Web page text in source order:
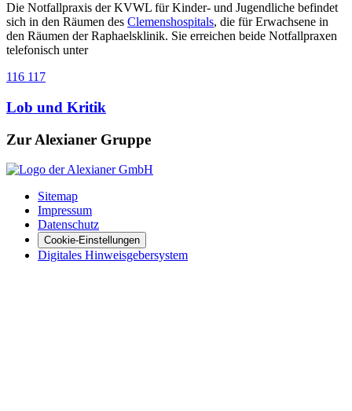
Die Notfallpraxis der KVWL für Kinder- und Jugendliche befindet
sich in den Räumen des Clemenshospitals, die für Erwachsene in
den Räumen der Raphaelsklinik. Sie erreichen beide Notfallpraxen
telefonisch unter
116 117
Lob und Kritik
Zur Alexianer Gruppe
Sitemap
Impressum
Datenschutz
Cookie-Einstellungen
Digitales Hinweisgebersystem